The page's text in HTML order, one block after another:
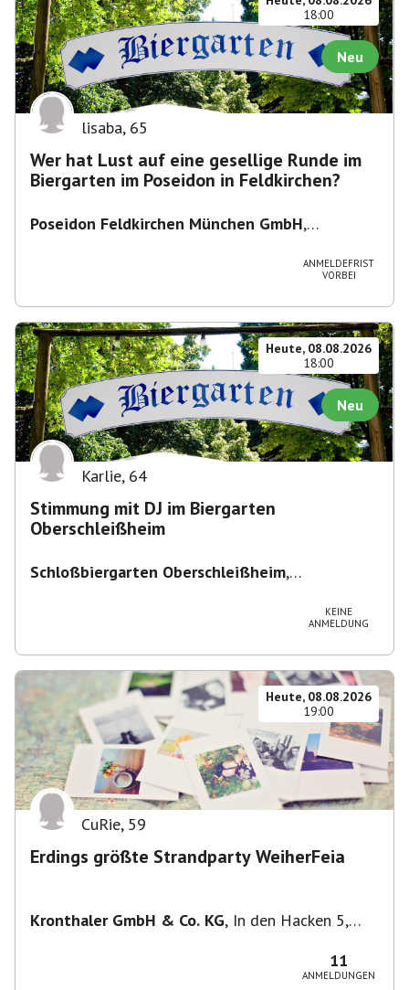
18:00
Neu
lisaba, 65
Wer hat Lust auf eine gesellige Runde im
Biergarten im Poseidon in Feldkirchen?
Poseidon Feldkirchen München GmbH,
ANMELDEFRIST
VORBEI
Heute, 08.08.2026
18:00
Neu
Karlie, 64
Stimmung mit DJ im Biergarten
Oberschleißheim
Schloßbiergarten Oberschleißheim,
KEINE
ANMELDUNG
Heute, 08.08.2026
19:00
CuRie, 59
Erdings größte Strandparty WeiherFeia
Kronthaler GmbH & Co. KG, In den Hacken 5,
11
ANMELDUNGEN